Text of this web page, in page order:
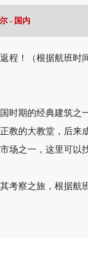
- 国内
程！（根据航班时
时期的经典建筑之
教的大教堂，后来
场之一，这里可以
考察之旅，根据航